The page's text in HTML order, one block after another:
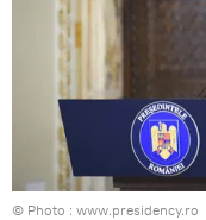
© Photo : www.presidency.ro